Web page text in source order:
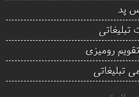
پد
تبلیغاتی
رومیزی
تبلیغاتی